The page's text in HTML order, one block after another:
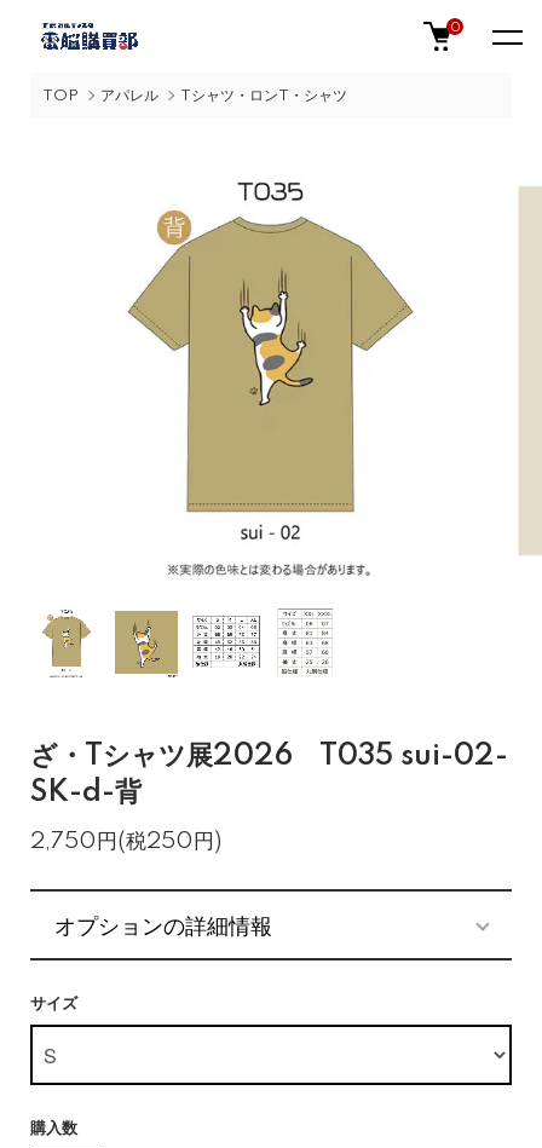
0
TOP アパレル Tシャツ・ロンT・シャツ
ざ・Tシャツ展2026 T035 sui-02-
SK-d-背
2,750円(税250円)
オプションの詳細情報
サイズ
購入数